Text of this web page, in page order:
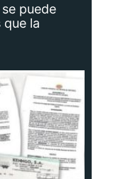
puede
que la